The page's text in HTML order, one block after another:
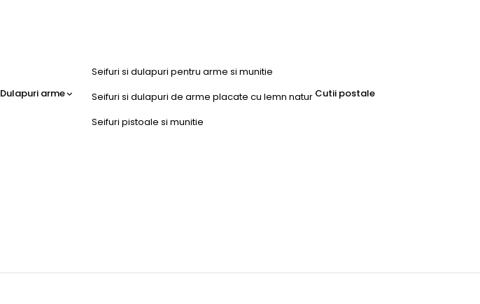
Dulapuri arme
Seifuri si dulapuri pentru arme si munitie
Seifuri si dulapuri de arme placate cu lemn natur
Seifuri pistoale si munitie
Cutii postale